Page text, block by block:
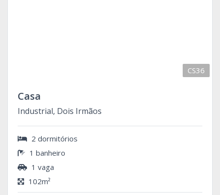
CS36
Casa
Industrial, Dois Irmãos
2 dormitórios
1 banheiro
1 vaga
102m²